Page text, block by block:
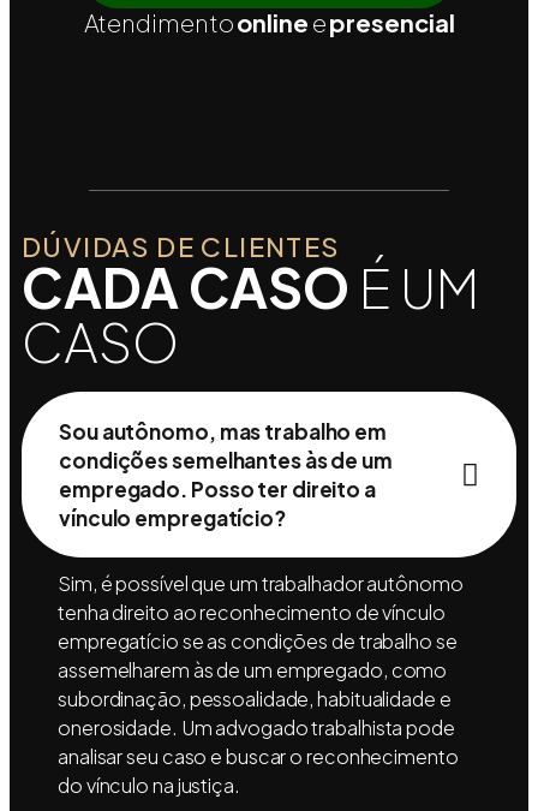
Atendimentoonline epresencial
DÚVIDAS DE CLIENTES
CADA CASO É UM
CASO
Sou autônomo, mas trabalho em
condições semelhantes às de um
empregado. Posso ter direito a
vínculo empregatício?
Sim, é possível que um trabalhador autônomo
tenha direito ao reconhecimento de vínculo
empregatício se as condições de trabalho se
assemelharem às de um empregado, como
subordinação, pessoalidade, habitualidade e
onerosidade. Um advogado trabalhista pode
analisar seu caso e buscar o reconhecimento
do vínculo na justiça.